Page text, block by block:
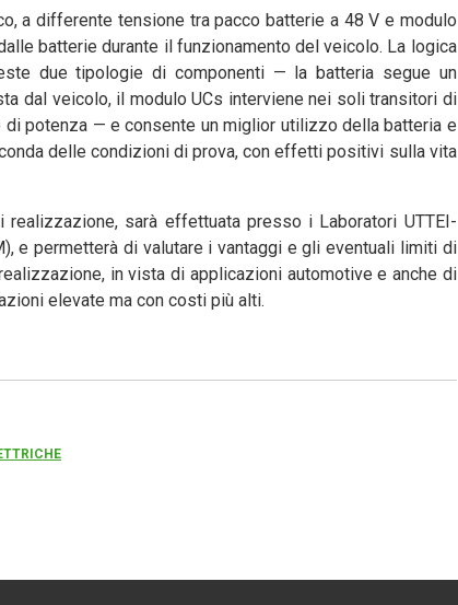
a differente tensione tra pacco batterie a 48 V e modulo
batterie durante il funzionamento del veicolo. La logica
due tipologie di componenti — la batteria segue un
dal veicolo, il modulo UCs interviene nei soli transitori di
potenza — e consente un miglior utilizzo della batteria e
delle condizioni di prova, con effetti positivi sulla vita
sarà effettuata presso i Laboratori UTTEI-
e permetterà di valutare i vantaggi e gli eventuali limiti di
in vista di applicazioni automotive e anche di
elevate ma con costi più alti.